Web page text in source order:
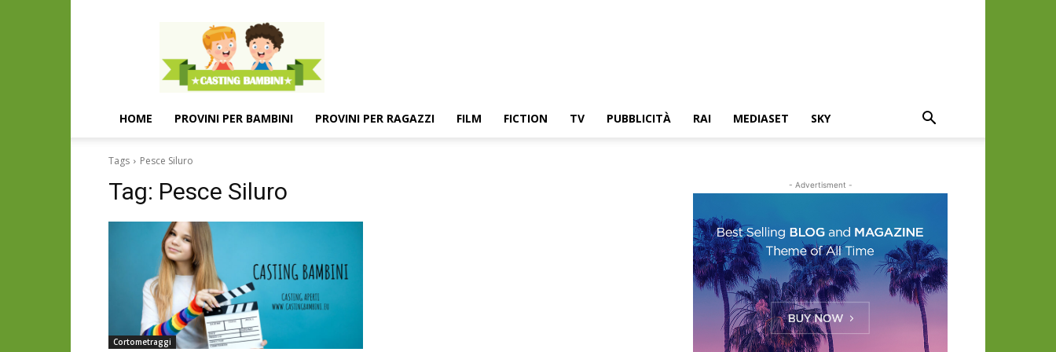
Casting
e
provini
per
bambini
e
HOME PROVINI PER BAMBINI PROVINI PER RAGAZZI FILM FICTION TV PUBBLICITÀ RAI MEDIASET SKY
Tags Pesce Siluro
Tag: Pesce Siluro
Cortometraggi
- Advertisment -